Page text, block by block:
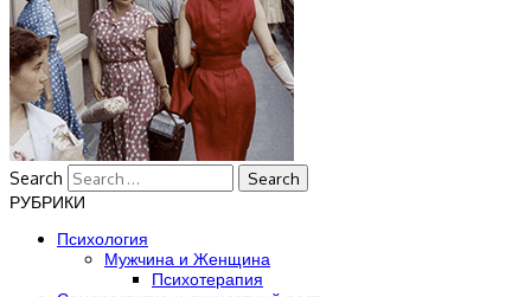
Search
РУБРИКИ
Психология
Мужчина и Женщина
Психотерапия